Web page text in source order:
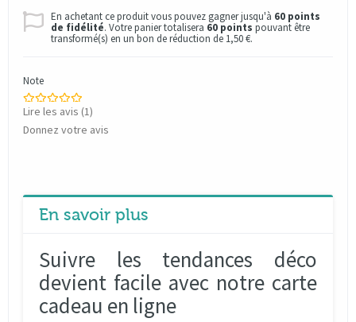
En achetant ce produit vous pouvez gagner jusqu'à 60 points
de fidélité. Votre panier totalisera 60 points pouvant être
transformé(s) en un bon de réduction de 1,50 €.
Note
Lire les avis (1)
Donnez votre avis
En savoir plus
Suivre les tendances déco
devient facile avec notre carte
cadeau en ligne